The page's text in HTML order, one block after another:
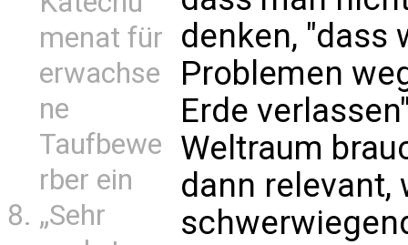
menat für
erwachse
ne
Taufbewe
rber ein
„Sehr
denken, "dass
Problemen
Erde
Weltraum
dann relevant,